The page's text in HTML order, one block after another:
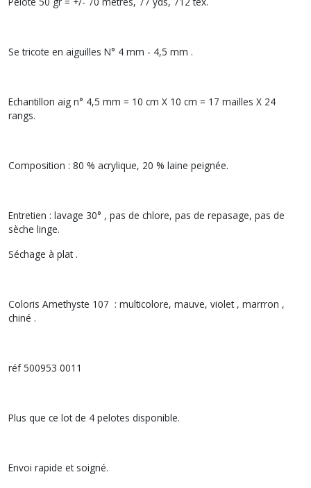
Se tricote en aiguilles N° 4 mm - 4,5 mm .
Echantillon aig n° 4,5 mm = 10 cm X 10 cm = 17 mailles X 24
rangs.
Composition : 80 % acrylique, 20 % laine peignée.
Entretien : lavage 30° , pas de chlore, pas de repasage, pas de
sèche linge.
Séchage à plat .
Coloris Amethyste 107 : multicolore, mauve, violet , marrron ,
chiné .
réf 500953 0011
Plus que ce lot de 4 pelotes disponible.
Envoi rapide et soigné.